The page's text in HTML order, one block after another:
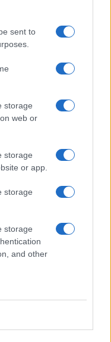
sent to
storage
web or
storage
or app.
storage
storage
and other
Pubblicità